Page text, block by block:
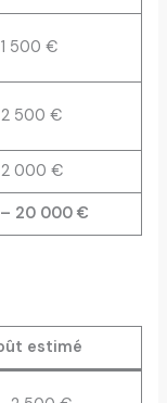
500 €
500 €
000 €
20 000 €
estimé